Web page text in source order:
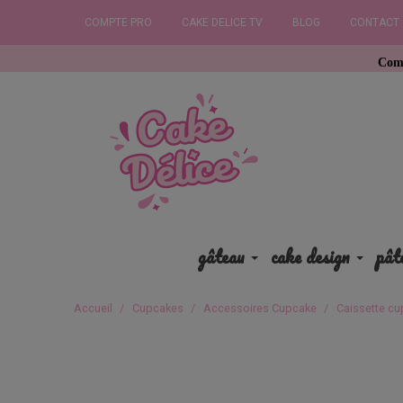
COMPTE PRO CAKE DELICE TV BLOG CONTACT
Commandez
gâteau cake design
Accueil Cupcakes Accessoires Cupcake Caissette